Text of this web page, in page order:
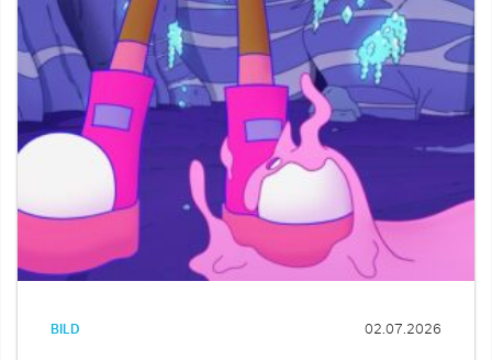
BILD 02.07.2026